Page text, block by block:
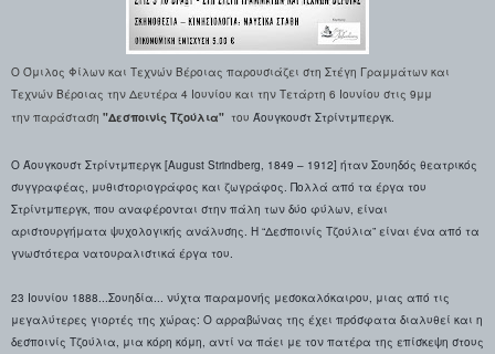
Ο Όμιλος Φίλων και Τεχνών Βέροιας παρουσιάζει στη Στέγη Γραμμάτων και
Τεχνών Βέροιας την Δευτέρα 4 Ιουνίου και την Τετάρτη 6 Ιουνίου στις 9μμ
την παράσταση "Δεσποινίς Τζούλια" του Άουγκουστ Στρίντμπεργκ.
Ο Άουγκουστ Στρίντμπεργκ [August Strindberg, 1849 – 1912] ήταν Σουηδός θεατρικός
συγγραφέας, μυθιστοριογράφος και ζωγράφος. Πολλά από τα έργα του
Στρίντμπεργκ, που αναφέρονται στην πάλη των δύο φύλων, είναι
αριστουργήματα ψυχολογικής ανάλυσης. Η “Δεσποινίς Τζούλια” είναι ένα από τα
γνωστότερα νατουραλιστικά έργα του.
23 Ιουνίου 1888...Σουηδία... νύχτα παραμονής μεσοκαλόκαιρου, μιας από τις
μεγαλύτερες γιορτές της χώρας: Ο αρραβώνας της έχει πρόσφατα διαλυθεί και η
δεσποινίς Τζούλια, μια κόρη κόμη, αντί να πάει με τον πατέρα της επίσκεψη στους